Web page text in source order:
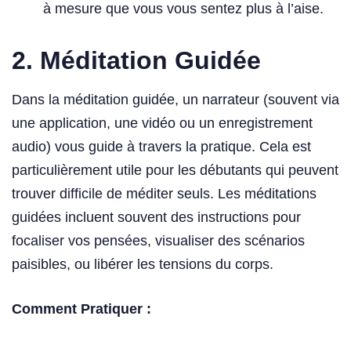
à mesure que vous vous sentez plus à l’aise.
2. Méditation Guidée
Dans la méditation guidée, un narrateur (souvent via
une application, une vidéo ou un enregistrement
audio) vous guide à travers la pratique. Cela est
particulièrement utile pour les débutants qui peuvent
trouver difficile de méditer seuls. Les méditations
guidées incluent souvent des instructions pour
focaliser vos pensées, visualiser des scénarios
paisibles, ou libérer les tensions du corps.
Comment Pratiquer :